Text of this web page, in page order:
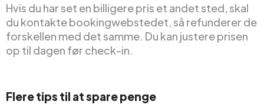
Hvis du har set en billigere pris et andet sted, skal
du kontakte bookingwebstedet, så refunderer de
forskellen med det samme. Du kan justere prisen
op til dagen før check-in.
Flere tips til at spare penge